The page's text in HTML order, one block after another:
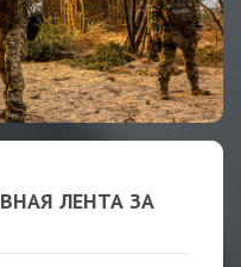
ЛЕНТА ЗА